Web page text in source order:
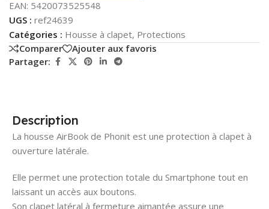
EAN: 5420073525548
UGS : ref24639
Catégories : Housse à clapet, Protections
Comparer
Ajouter aux favoris
Partager:
Description
La housse AirBook de Phonit est une protection à clapet à
ouverture latérale.
Elle permet une protection totale du Smartphone tout en
laissant un accès aux boutons.
Son clapet latéral à fermeture aimantée assure une